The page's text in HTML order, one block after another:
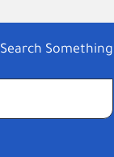
Search Something
عن: